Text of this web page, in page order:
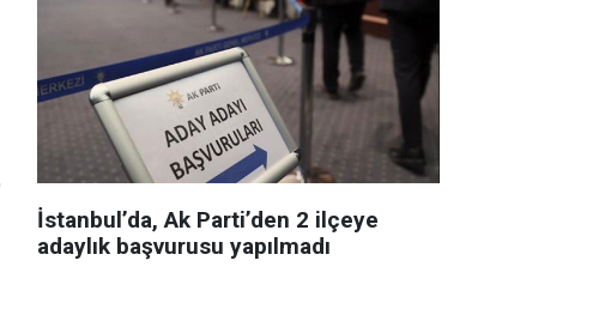
İstanbul’da, Ak Parti’den 2 ilçeye
adaylık başvurusu yapılmadı